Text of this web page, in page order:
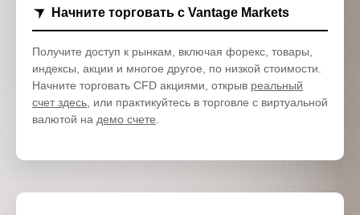
Начните торговать с Vantage Markets
Получите доступ к рынкам, включая форекс, товары,
индексы, акции и многое другое, по низкой стоимости.
Начните торговать CFD акциями, открыв реальный
счет здесь , или практикуйтесь в торговле с виртуальной
валютой на демо счете